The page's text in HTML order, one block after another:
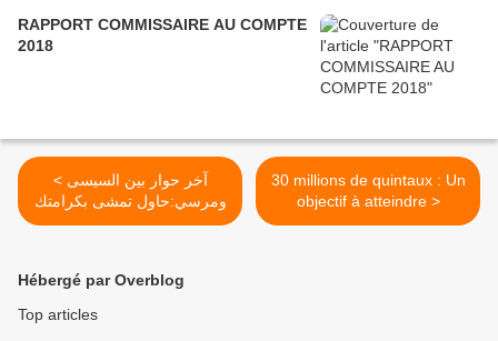
RAPPORT COMMISSAIRE AU COMPTE
2018
< آخر حوار بين السيسى
ومرسي:حاول تمشى بكرامتك
30 millions de quintaux : Un
objectif à atteindre >
Hébergé par Overblog
Top articles